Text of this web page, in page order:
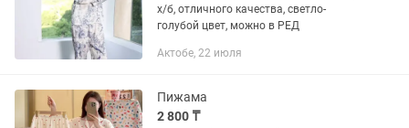
х/б, отличного качества, светло-
голубой цвет, можно в РЕД
Актобе, 22 июля
Пижама
2 800 ₸